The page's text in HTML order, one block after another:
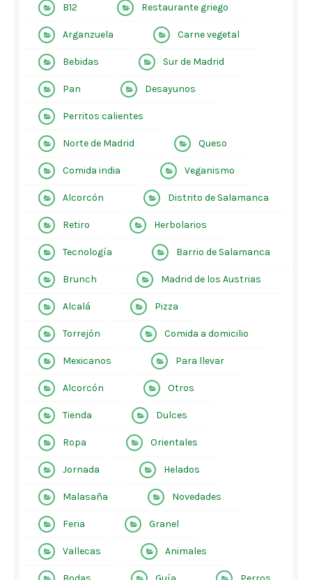
B12 Restaurante griego
Arganzuela Carne vegetal
Bebidas Sur de Madrid
Pan Desayunos
Perritos calientes
Norte de Madrid Queso
Comida india Veganismo
Alcorcón Distrito de Salamanca
Retiro Herbolarios
Tecnología Barrio de Salamanca
Brunch Madrid de los Austrias
Alcalá Pizza
Torrejón Comida a domicilio
Mexicanos Para llevar
Alcorcón Otros
Tienda Dulces
Ropa Orientales
Jornada Helados
Malasaña Novedades
Feria Granel
Vallecas Animales